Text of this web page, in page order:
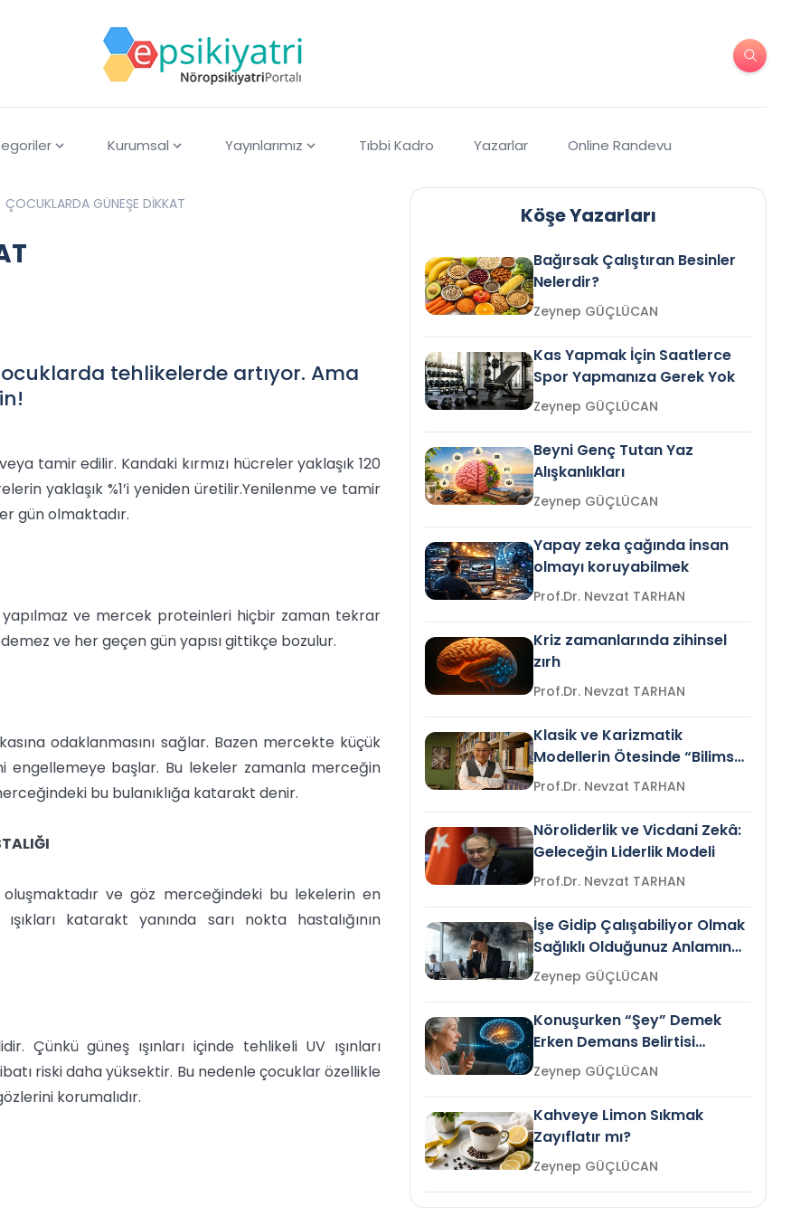
Kurumsal Yayınlarımız Tıbbi Kadro Yazarlar Online Randevu
ÇOCUKLARDA GÜNEŞE DİKKAT
tehlikelerde artıyor. Ama
tamir edilir. Kandaki kırmızı hücreler yaklaşık 120
yaklaşık %1’i yeniden üretilir.Yenilenme ve tamir
gün olmaktadır.
ve mercek proteinleri hiçbir zaman tekrar
ve her geçen gün yapısı gittikçe bozulur.
odaklanmasını sağlar. Bazen mercekte küçük
engellemeye başlar. Bu lekeler zamanla merceğin
bu bulanıklığa katarakt denir.
ve göz merceğindeki bu lekelerin en
katarakt yanında sarı nokta hastalığının
Çünkü güneş ışınları içinde tehlikeli UV ışınları
riski daha yüksektir. Bu nedenle çocuklar özellikle
korumalıdır.
Köşe Yazarları
Bağırsak Çalıştıran Besinler
Nelerdir?
Zeynep GÜÇLÜCAN
Kas Yapmak İçin Saatlerce
Spor Yapmanıza Gerek Yok
Zeynep GÜÇLÜCAN
Beyni Genç Tutan Yaz
Alışkanlıkları
Zeynep GÜÇLÜCAN
Yapay zeka çağında insan
olmayı koruyabilmek
Prof.Dr. Nevzat TARHAN
Kriz zamanlarında zihinsel
zırh
Prof.Dr. Nevzat TARHAN
Klasik ve Karizmatik
Modellerin Ötesinde “Bilimsel
Liderlik”
Prof.Dr. Nevzat TARHAN
Nöroliderlik ve Vicdani Zekâ:
Geleceğin Liderlik Modeli
Prof.Dr. Nevzat TARHAN
İşe Gidip Çalışabiliyor Olmak
Sağlıklı Olduğunuz Anlamına
Gelir mi?Zeynep GÜÇLÜCAN
Konuşurken “Şey” Demek
Erken Demans Belirtisi
Olabilir mi?Zeynep GÜÇLÜCAN
Kahveye Limon Sıkmak
Zayıflatır mı?
Zeynep GÜÇLÜCAN